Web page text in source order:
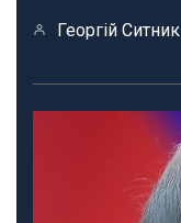
Георгій Ситник